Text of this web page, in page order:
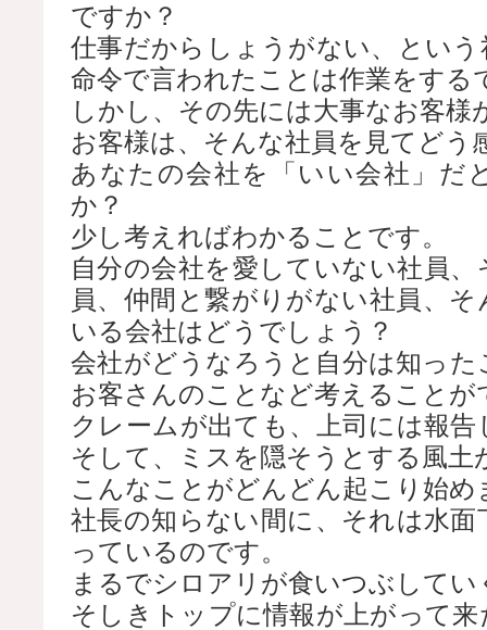
ですか？
仕事だからしょうがない、とい
命令で言われたことは作業をする
しかし、その先には大事なお客様
お客様は、そんな社員を見てどう
あなたの会社を「いい会社」だ
か？
少し考えればわかることです。
自分の会社を愛していない社員
員、仲間と繋がりがない社員、
いる会社はどうでしょう？
会社がどうなろうと自分は知っ
お客さんのことなど考えることが
クレームが出ても、上司には報
そして、ミスを隠そうとする風土
こんなことがどんどん起こり始め
社長の知らない間に、それは水
っているのです。
まるでシロアリが食いつぶして
そしきトップに情報が上がって来